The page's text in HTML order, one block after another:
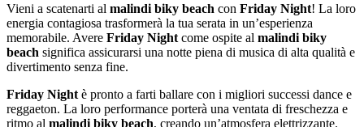
Vieni a scatenarti al malindi biky beach con Friday Night! La loro
energia contagiosa trasformerà la tua serata in un’esperienza
memorabile. Avere Friday Night come ospite al malindi biky
beach significa assicurarsi una notte piena di musica di alta qualità e
divertimento senza fine.
Friday Night è pronto a farti ballare con i migliori successi dance e
reggaeton. La loro performance porterà una ventata di freschezza e
ritmo al malindi biky beach, creando un’atmosfera elettrizzante.